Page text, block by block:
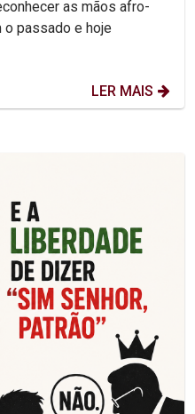
as mãos afro-
o passado e hoje
LER MAIS